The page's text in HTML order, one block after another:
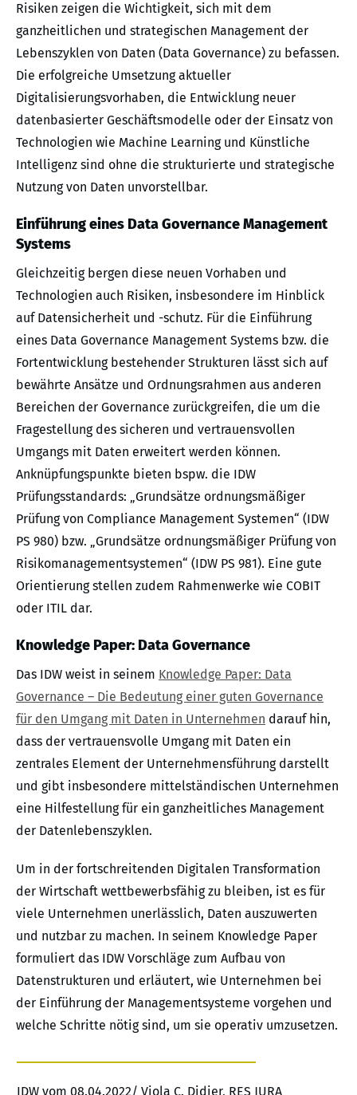
Risiken zeigen die Wichtigkeit, sich mit dem
ganzheitlichen und strategischen Management der
Lebenszyklen von Daten (Data Governance) zu befassen.
Die erfolgreiche Umsetzung aktueller
Digitalisierungsvorhaben, die Entwicklung neuer
datenbasierter Geschäftsmodelle oder der Einsatz von
Technologien wie Machine Learning und Künstliche
Intelligenz sind ohne die strukturierte und strategische
Nutzung von Daten unvorstellbar.
Einführung eines Data Governance Management
Systems
Gleichzeitig bergen diese neuen Vorhaben und
Technologien auch Risiken, insbesondere im Hinblick
auf Datensicherheit und -schutz. Für die Einführung
eines Data Governance Management Systems bzw. die
Fortentwicklung bestehender Strukturen lässt sich auf
bewährte Ansätze und Ordnungsrahmen aus anderen
Bereichen der Governance zurückgreifen, die um die
Fragestellung des sicheren und vertrauensvollen
Umgangs mit Daten erweitert werden können.
Anknüpfungspunkte bieten bspw. die IDW
Prüfungsstandards: „Grundsätze ordnungsmäßiger
Prüfung von Compliance Management Systemen“ (IDW
PS 980) bzw. „Grundsätze ordnungsmäßiger Prüfung von
Risikomanagementsystemen“ (IDW PS 981). Eine gute
Orientierung stellen zudem Rahmenwerke wie COBIT
oder ITIL dar.
Knowledge Paper: Data Governance
Das IDW weist in seinem Knowledge Paper: Data
Governance – Die Bedeutung einer guten Governance
für den Umgang mit Daten in Unternehmen darauf hin,
dass der vertrauensvolle Umgang mit Daten ein
zentrales Element der Unternehmensführung darstellt
und gibt insbesondere mittelständischen Unternehmen
eine Hilfestellung für ein ganzheitliches Management
der Datenlebenszyklen.
Um in der fortschreitenden Digitalen Transformation
der Wirtschaft wettbewerbsfähig zu bleiben, ist es für
viele Unternehmen unerlässlich, Daten auszuwerten
und nutzbar zu machen. In seinem Knowledge Paper
formuliert das IDW Vorschläge zum Aufbau von
Datenstrukturen und erläutert, wie Unternehmen bei
der Einführung der Managementsysteme vorgehen und
welche Schritte nötig sind, um sie operativ umzusetzen.
IDW vom 08.04.2022/ Viola C. Didier, RES JURA